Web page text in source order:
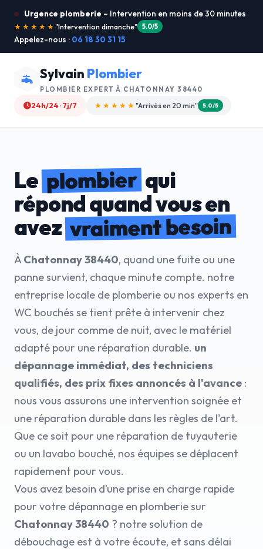
Urgence plomberie – Intervention en moins de 30 minutes
★★★★★"Je recommande !" 4.9/5
Appelez-nous : 06 18 30 31 15
Sylvain Plombier
PLOMBIER EXPERT À CHATONNAY 38440
24h/24 · 7j/7 ★★★★☆ "Devis gratuit" 4.8/5
Leplombierqui
répond quand vous en
avezvraiment besoin
ÀChatonnay 38440, quand une fuite ou une
panne survient, chaque minute compte. notre
entreprise locale de plomberie ou nos experts en
WC bouchés se tient prête à intervenir chez
vous, de jour comme de nuit, avec le matériel
adapté pour une réparation durable. un
dépannage immédiat, des techniciens
qualifiés, des prix fixes annoncés à l'avance :
nous vous assurons une intervention soignée et
une réparation durable dans les règles de l'art.
Que ce soit pour une réparation de tuyauterie
ou un lavabo bouché, nos équipes se déplacent
rapidement pour vous.
Vous avez besoin d’une prise en charge rapide
pour votre dépannage en plomberie sur
Chatonnay 38440 ? notre solution de
débouchage est à votre écoute, et sans délai